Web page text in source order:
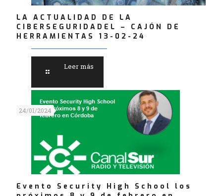
LA ACTUALIDAD DE LA
CIBERSEGURIDADEL – CAJÓN DE
HERRAMIENTAS 13-02-24
Leer más
24/01/2024
Evento Security High School los